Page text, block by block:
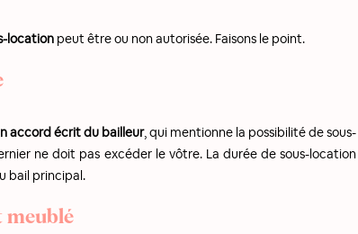
location peut être ou non autorisée. Faisons le point.
accord écrit du bailleur, qui mentionne la possibilité de sous-
ne doit pas excéder le vôtre. La durée de sous-location
bail principal.
meublé